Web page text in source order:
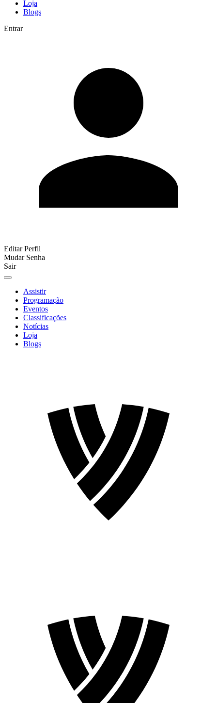
Loja
Blogs
Entrar
Editar Perfil
Mudar Senha
Sair
Assistir
Programação
Eventos
Classificações
Notícias
Loja
Blogs